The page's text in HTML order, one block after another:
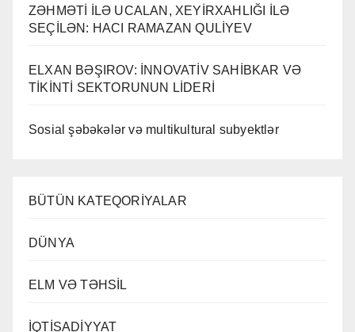
ZƏHMƏTİ İLƏ UCALAN, XEYİRXAHLIĞI İLƏ
SEÇİLƏN: HACI RAMAZAN QULİYEV
ELXAN BƏŞIROV: İNNOVATİV SAHİBKAR VƏ
TİKİNTİ SEKTORUNUN LİDERİ
Sosial şəbəkələr və multikultural subyektlər
BÜTÜN KATEQORİYALAR
DÜNYA
ELM VƏ TƏHSİL
İQTİSADİYYAT